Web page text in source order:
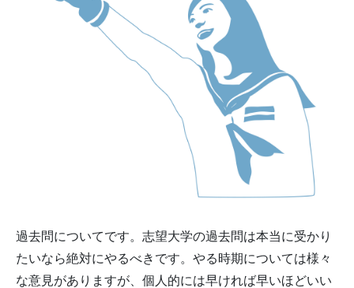
過去問についてです。志望大学の過去問は本当に受かり
たいなら絶対にやるべきです。やる時期については様々
な意見がありますが、個人的には早ければ早いほどいい